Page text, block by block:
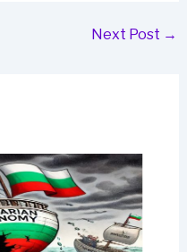
Next Post →